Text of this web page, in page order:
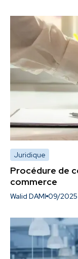
Juridique
Procédure de
commerce
Walid DAMI 09/2025